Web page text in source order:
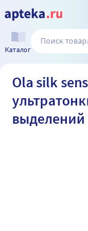
Каталог
Ola silk
выделений